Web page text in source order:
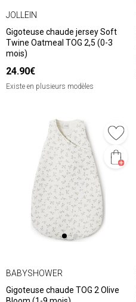
JOLLEIN
Gigoteuse chaude jersey Soft
Twine Oatmeal TOG 2,5 (0-3
mois)
24.90€
Existe en plusieurs modèles
BABYSHOWER
Gigoteuse chaude TOG 2 Olive